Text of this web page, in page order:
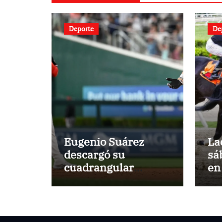
Deporte
Eugenio Suárez
descargó su
cuadrangular
número 15 con los